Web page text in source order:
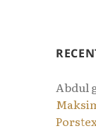
Abdul